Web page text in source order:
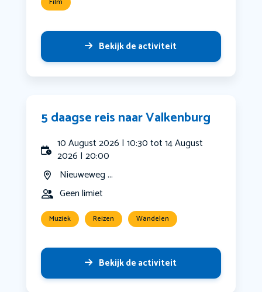
Film
Bekijk de activiteit
5 daagse reis naar Valkenburg
10 August 2026 | 10:30 tot 14 August
2026 | 20:00
Nieuweweg ...
Geen limiet
Muziek Reizen Wandelen
Bekijk de activiteit